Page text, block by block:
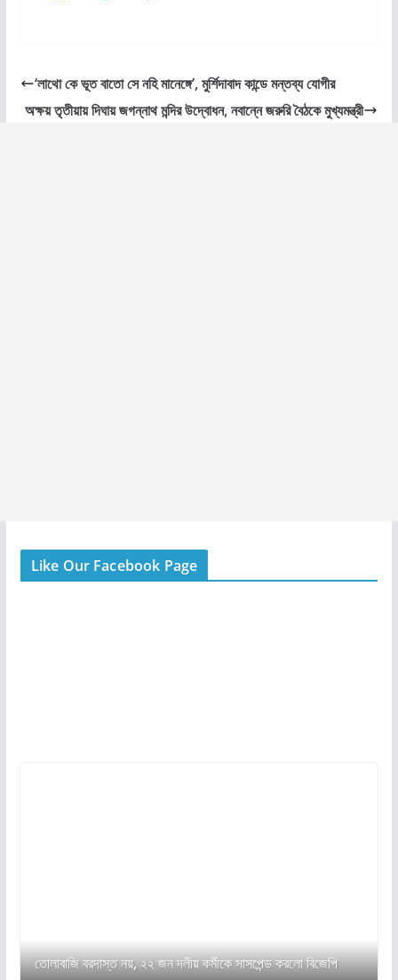
‘লাথো কে ভূত বাতো সে নহি মানেঙ্গে’, মুর্শিদাবাদ কান্ডে মন্তব্য যোগীর
অক্ষয় তৃতীয়ায় দিঘায় জগন্নাথ মন্দির উদ্বোধন, নবান্নে জরুরি বৈঠকে মুখ্যমন্ত্রী
Like Our Facebook Page
তোলাবাজি বরদাস্ত নয়, ২২ জন দলীয় কর্মীকে সাসপেন্ড করলো বিজেপি